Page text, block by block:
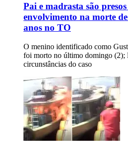
Pai e madrasta são
envolvimento na morte
anos no TO
O menino identificado como
foi morto no último domingo (2);
circunstâncias do caso